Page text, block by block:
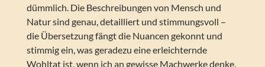
dümmlich. Die Beschreibungen von Mensch und
Natur sind genau, detailliert und stimmungsvoll –
die Übersetzung fängt die Nuancen gekonnt und
stimmig ein, was geradezu eine erleichternde
Wohltat ist, wenn ich an gewisse Machwerke denke,